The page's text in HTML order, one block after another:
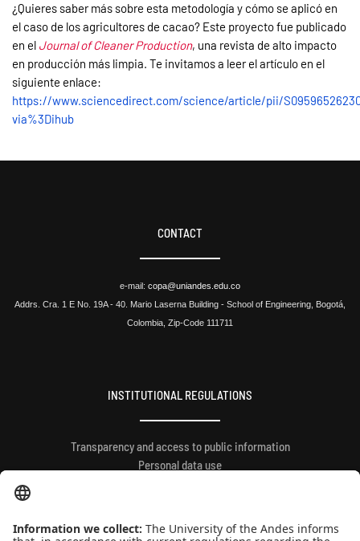
¿Quieres saber más sobre esta metodología y cómo se aplicó en
el caso de los agricultores de cacao? Este proyecto fue publicado
en el Journal of Cleaner Production, una revista de alto impacto
en producción más limpia. Te invitamos a leer el artículo en el
siguiente enlace:
https://www.sciencedirect.com/science/article/pii/
via%3Dihub
CONTACT
e-mail: copa@uniandes.edu.co
Addrs. Cra. 1 E No. 19A - 40. Mario Laserna Building - School of Engineering, Bogotá,
Colombia, Zip-Code 111711
INSTITUTIONAL REGULATIONS
Transparency and access to public information
Personal data use